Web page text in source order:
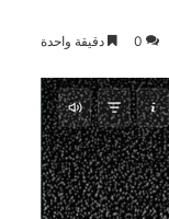
0 دقيقة واحدة